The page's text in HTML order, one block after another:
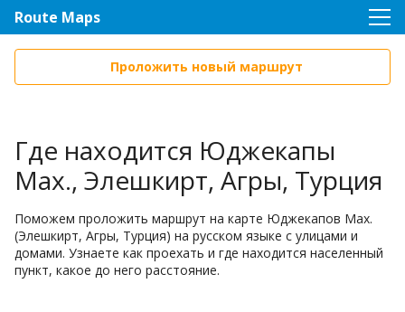
Route Maps
Проложить новый маршрут
Где находится Юджекапы
Мах., Элешкирт, Агры, Турция
Поможем проложить маршрут на карте Юджекапов Мах.
(Элешкирт, Агры, Турция) на русском языке с улицами и
домами. Узнаете как проехать и где находится населенный
пункт, какое до него расстояние.